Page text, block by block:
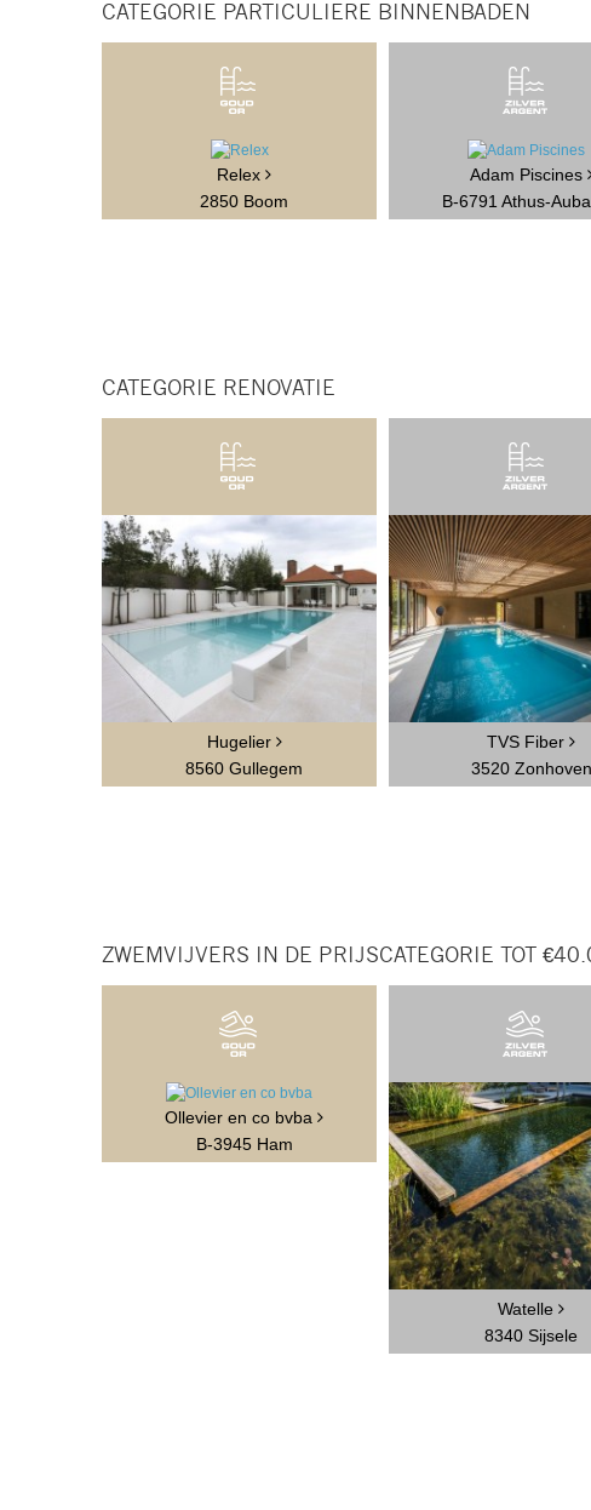
CATEGORIE PARTICULIERE BINNENBADEN
Relex
2850 Boom
Adam Piscines
B-6791 Athus-
CATEGORIE RENOVATIE
Hugelier
8560 Gullegem
TVS Fiber
3520 Zonhoven
ZWEMVIJVERS IN DE PRIJSCATEGORIE TOT
Ollevier en co bvba
B-3945 Ham
Watelle
8340 Sijsele